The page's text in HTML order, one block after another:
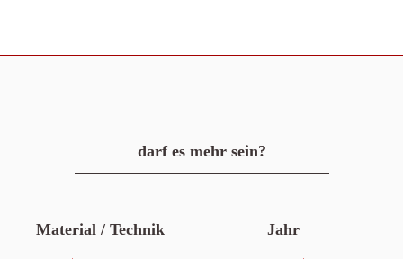
darf es mehr sein?
Material / Technik Jahr